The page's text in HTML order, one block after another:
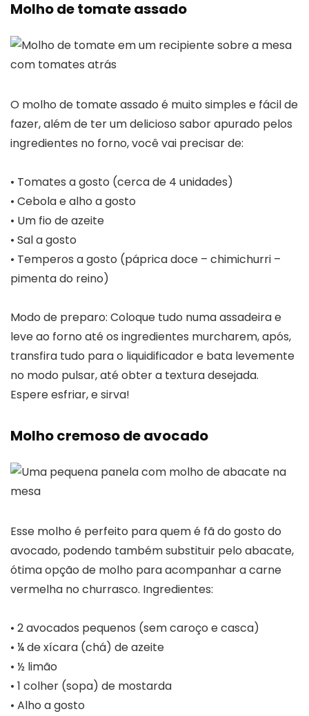
Molho de tomate assado
O molho de tomate assado é muito simples e fácil de
fazer, além de ter um delicioso sabor apurado pelos
ingredientes no forno, você vai precisar de:
• Tomates a gosto (cerca de 4 unidades)
• Cebola e alho a gosto
• Um fio de azeite
• Sal a gosto
• Temperos a gosto (páprica doce – chimichurri –
pimenta do reino)
Modo de preparo: Coloque tudo numa assadeira e
leve ao forno até os ingredientes murcharem, após,
transfira tudo para o liquidificador e bata levemente
no modo pulsar, até obter a textura desejada.
Espere esfriar, e sirva!
Molho cremoso de avocado
Esse molho é perfeito para quem é fã do gosto do
avocado, podendo também substituir pelo abacate,
ótima opção de molho para acompanhar a carne
vermelha no churrasco. Ingredientes:
• 2 avocados pequenos (sem caroço e casca)
• ¼ de xícara (chá) de azeite
• ½ limão
• 1 colher (sopa) de mostarda
• Alho a gosto